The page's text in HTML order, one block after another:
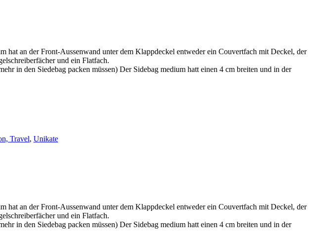
hat an der Front-Aussenwand unter dem Klappdeckel entweder ein Couvertfach mit Deckel, der
und ein Flatfach.
in den Siedebag packen müssen) Der Sidebag medium hatt einen 4 cm breiten und in der
Travel, Unikate
hat an der Front-Aussenwand unter dem Klappdeckel entweder ein Couvertfach mit Deckel, der
und ein Flatfach.
in den Siedebag packen müssen) Der Sidebag medium hatt einen 4 cm breiten und in der